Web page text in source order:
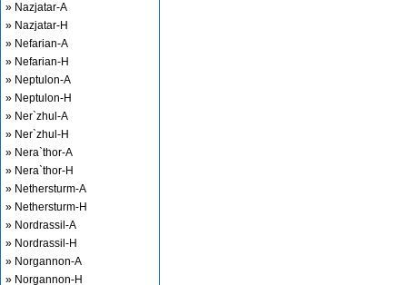
» Nazjatar-A
» Nazjatar-H
» Nefarian-A
» Nefarian-H
» Neptulon-A
» Neptulon-H
» Ner`zhul-A
» Ner`zhul-H
» Nera`thor-A
» Nera`thor-H
» Nethersturm-A
» Nethersturm-H
» Nordrassil-A
» Nordrassil-H
» Norgannon-A
» Norgannon-H